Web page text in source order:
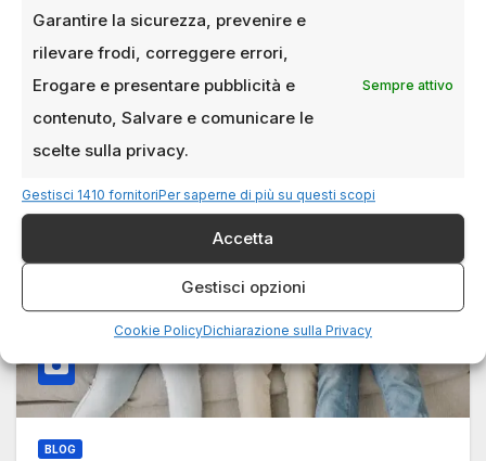
Garantire la sicurezza, prevenire e
rilevare frodi, correggere errori,
Erogare e presentare pubblicità e
contenuto, Salvare e comunicare le
scelte sulla privacy.
Sempre attivo
Gestisci 1410 fornitoriPer saperne di più su questi scopi
Accetta
Gestisci opzioni
Cookie PolicyDichiarazione sulla Privacy
BLOG